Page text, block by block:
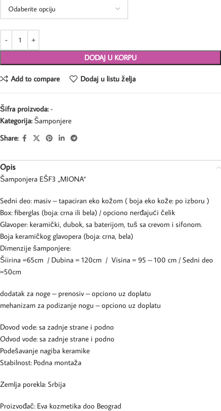
DODAJ U KORPU
Add to compare Dodaj u listu želja
Šifra proizvoda:-
Kategorija: Šamponjere
Share:
Opis
Šamponjera EŠF3 „MIONA“
Sedni deo: masiv – tapaciran eko kožom ( boja eko kože: po izboru )
Box: fiberglas (boja: crna ili bela) / opciono nerđajući čelik
Glavoper: keramički, dubok, sa baterijom, tuš sa crevom i sifonom.
Boja keramičkog glavopera (boja: crna, bela)
Dimenzije šamponjere:
Šiirina =65cm / Dubina = 120cm / Visina = 95 – 100 cm / Sedni deo
=50cm
dodatak za noge – prenosiv – opciono uz doplatu
mehanizam za podizanje nogu – opciono uz doplatu
Dovod vode: sa zadnje strane i podno
Odvod vode: sa zadnje strane i podno
Podešavanje nagiba keramike
Stabilnost: Podna montaža
Zemlja porekla: Srbija
Proizvođač: Eva kozmetika doo Beograd